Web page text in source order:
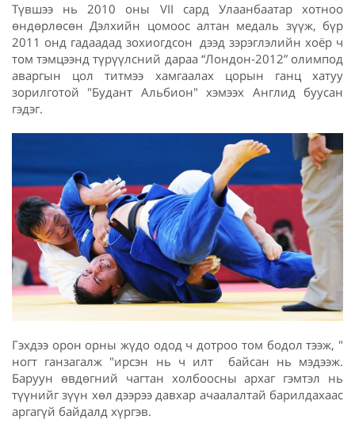
Түвшээ нь 2010 оны VII сард Улаанбаатар хотноо
өндөрлөсөн Дэлхийн цомоос алтан медаль зүүж, бүр
2011 онд гадаадад зохиогдсон дээд зэрэглэлийн хоёр ч
том тэмцээнд түрүүлсний дараа “Лондон-2012” олимпод
аваргын цол титмээ хамгаалах цорын ганц хатуу
зорилготой "Будант Альбион" хэмээх Англид буусан
гэдэг.
Гэхдээ орон орны жүдо одод ч дотроо том бодол тээж, "
ногт ганзагалж "ирсэн нь ч илт байсан нь мэдээж.
Баруун өвдөгний чагтан холбоосны архаг гэмтэл нь
түүнийг зүүн хөл дээрээ давхар ачаалалтай барилдахаас
аргагүй байдалд хүргэв.